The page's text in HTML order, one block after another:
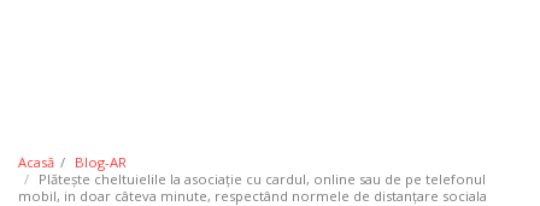
Acasă
Blog-AR
Plătește cheltuielile la asociație cu cardul, online sau de pe telefonul
mobil, in doar câteva minute, respectând normele de distanțare sociala